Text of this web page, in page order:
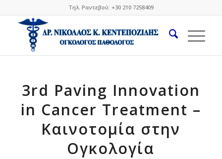
Τηλ. Ραντεβού: +30 210 7258409
3rd Paving Innovation
in Cancer Treatment –
Καινοτομία στην
Ογκολογία